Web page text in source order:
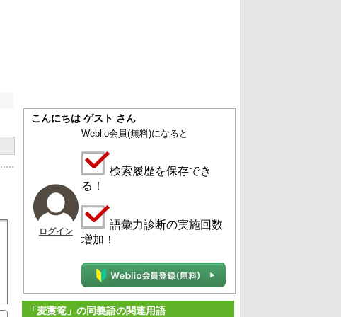
こんにちは ゲスト さん
ログイン
Weblio会員(無料)になると
検索履歴を保存でき
る！
語彙力診断の実施回数
増加！
「麦藁篭」の同義語の関連用語